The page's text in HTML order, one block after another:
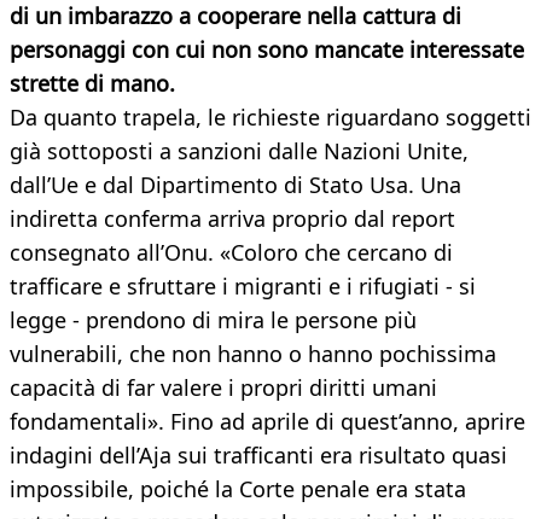
di un imbarazzo a cooperare nella cattura di
personaggi con cui non sono mancate interessate
strette di mano.
Da quanto trapela, le richieste riguardano soggetti
già sottoposti a sanzioni dalle Nazioni Unite,
dall’Ue e dal Dipartimento di Stato Usa. Una
indiretta conferma arriva proprio dal report
consegnato all’Onu. «Coloro che cercano di
trafficare e sfruttare i migranti e i rifugiati - si
legge - prendono di mira le persone più
vulnerabili, che non hanno o hanno pochissima
capacità di far valere i propri diritti umani
fondamentali». Fino ad aprile di quest’anno, aprire
indagini dell’Aja sui trafficanti era risultato quasi
impossibile, poiché la Corte penale era stata